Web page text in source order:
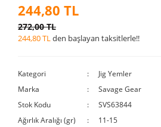
244,80 TL
272,00 TL
244,80 TLden başlayan taksitlerle!!
Kategori
Jig Yemler
Marka
Savage Gear
Stok Kodu
SVS63844
Ağırlık Aralığı (gr)
11-15